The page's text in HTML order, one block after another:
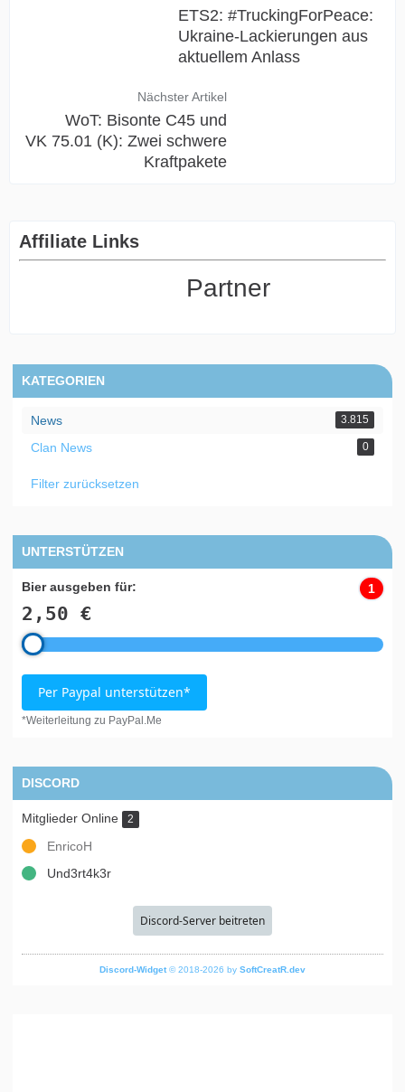
ETS2: #TruckingForPeace:
Ukraine-Lackierungen aus
aktuellem Anlass
Nächster Artikel
WoT: Bisonte C45 und
VK 75.01 (K): Zwei schwere
Kraftpakete
Affiliate Links
Partner
KATEGORIEN
News 3.815
Clan News 0
Filter zurücksetzen
UNTERSTÜTZEN
Bier ausgeben für:
2,50 €
1
Per Paypal unterstützen*
*Weiterleitung zu PayPal.Me
DISCORD
Mitglieder Online 2
EnricoH
Und3rt4k3r
Discord-Server beitreten
Discord-Widget© 2018-2026 by SoftCreatR.dev